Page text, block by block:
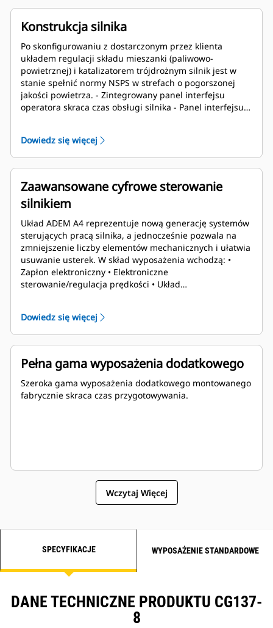
Konstrukcja silnika
Po skonfigurowaniu z dostarczonym przez klienta
układem regulacji składu mieszanki (paliwowo-
powietrznej) i katalizatorem trójdrożnym silnik jest w
stanie spełnić normy NSPS w strefach o pogorszonej
jakości powietrza. - Zintegrowany panel interfejsu
operatora skraca czas obsługi silnika - Panel interfejsu
przy dowolnym poziomie emisji spalin - Fabrycznie
zainstalowane komponenty z pojedynczym punktem
połączenia ułatwiają pakowanie
Dowiedz się więcej
Zaawansowane cyfrowe sterowanie
silnikiem
Układ ADEM A4 reprezentuje nową generację systemów
sterujących pracą silnika, a jednocześnie pozwala na
zmniejszenie liczby elementów mechanicznych i ułatwia
usuwanie usterek. W skład wyposażenia wchodzą: •
Zapłon elektroniczny • Elektroniczne
sterowanie/regulacja prędkości • Układ
Dowiedz się więcej
Pełna gama wyposażenia dodatkowego
Szeroka gama wyposażenia dodatkowego montowanego
fabrycznie skraca czas przygotowywania.
Wczytaj Więcej
SPECYFIKACJE WYPOSAŻENIE STANDARDOWE
DANE TECHNICZNE PRODUKTU CG137-
8